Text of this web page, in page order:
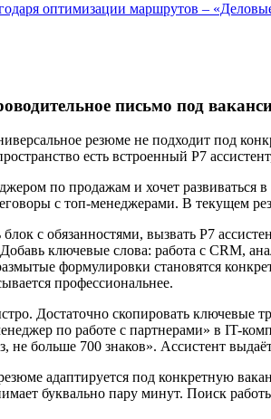
оптимизации маршрутов –
письмо под
резюме не подходит под
есть встроенный Р7
по продажам и хочет
с топ-менеджерами. В текущем
с обязанностями, вызвать Р7
ключевые слова: работа с CRM,
формулировки становятся
профессиональнее.
Достаточно скопировать ключевые
по работе с партнерами» в IT-
больше 700 знаков». Ассистент
адаптируется под конкретную
буквально пару минут. Поиск